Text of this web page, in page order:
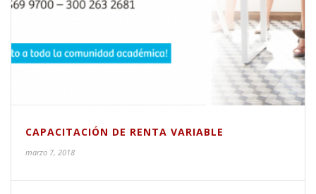
CAPACITACIÓN DE RENTA VARIABLE
marzo 7, 2018